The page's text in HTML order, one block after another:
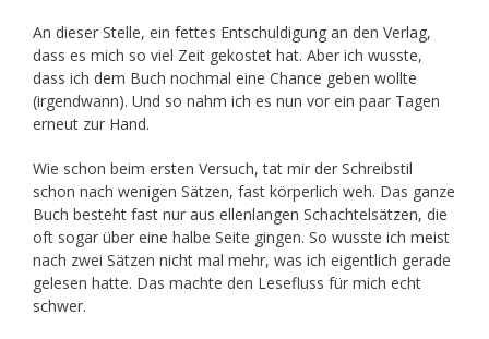
An dieser Stelle, ein fettes Entschuldigung an den Verlag,
dass es mich so viel Zeit gekostet hat. Aber ich wusste,
dass ich dem Buch nochmal eine Chance geben wollte
(irgendwann). Und so nahm ich es nun vor ein paar Tagen
erneut zur Hand.
Wie schon beim ersten Versuch, tat mir der Schreibstil
schon nach wenigen Sätzen, fast körperlich weh. Das ganze
Buch besteht fast nur aus ellenlangen Schachtelsätzen, die
oft sogar über eine halbe Seite gingen. So wusste ich meist
nach zwei Sätzen nicht mal mehr, was ich eigentlich gerade
gelesen hatte. Das machte den Lesefluss für mich echt
schwer.